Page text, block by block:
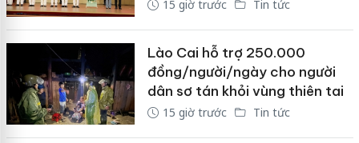
15 giờ trước Tin tức
Lào Cai hỗ trợ 250.000
đồng/người/ngày cho người
dân sơ tán khỏi vùng thiên tai
15 giờ trước Tin tức